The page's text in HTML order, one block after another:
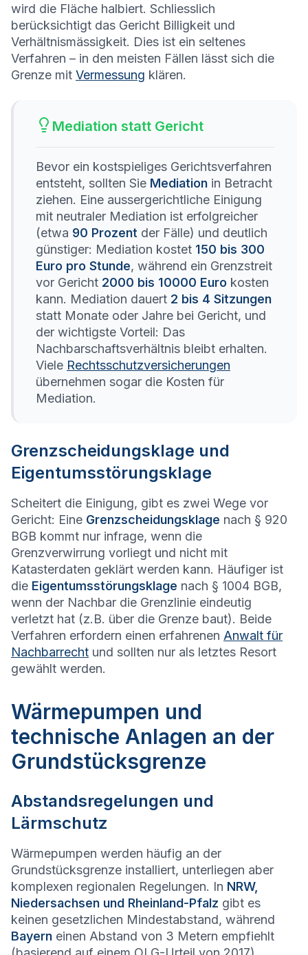
wird die Fläche halbiert. Schliesslich
berücksichtigt das Gericht Billigkeit und
Verhältnismässigkeit. Dies ist ein seltenes
Verfahren – in den meisten Fällen lässt sich die
Grenze mit Vermessung klären.
Mediation statt Gericht
Bevor ein kostspieliges Gerichtsverfahren
entsteht, sollten Sie Mediation in Betracht
ziehen. Eine aussergerichtliche Einigung
mit neutraler Mediation ist erfolgreicher
(etwa 90 Prozent der Fälle) und deutlich
günstiger: Mediation kostet 150 bis 300
Euro pro Stunde, während ein Grenzstreit
vor Gericht 2000 bis 10000 Euro kosten
kann. Mediation dauert 2 bis 4 Sitzungen
statt Monate oder Jahre bei Gericht, und
der wichtigste Vorteil: Das
Nachbarschaftsverhältnis bleibt erhalten.
Viele Rechtsschutzversicherungen
übernehmen sogar die Kosten für
Mediation.
Grenzscheidungsklage und
Eigentumsstörungsklage
Scheitert die Einigung, gibt es zwei Wege vor
Gericht: Eine Grenzscheidungsklage nach § 920
BGB kommt nur infrage, wenn die
Grenzverwirrung vorliegt und nicht mit
Katasterdaten geklärt werden kann. Häufiger ist
die Eigentumsstörungsklage nach § 1004 BGB,
wenn der Nachbar die Grenzlinie eindeutig
verletzt hat (z.B. über die Grenze baut). Beide
Verfahren erfordern einen erfahrenen Anwalt für
Nachbarrecht und sollten nur als letztes Resort
gewählt werden.
Wärmepumpen und
technische Anlagen an der
Grundstücksgrenze
Abstandsregelungen und
Lärmschutz
Wärmepumpen werden häufig an der
Grundstücksgrenze installiert, unterliegen aber
komplexen regionalen Regelungen. In NRW,
Niedersachsen und Rheinland-Pfalz gibt es
keinen gesetzlichen Mindestabstand, während
Bayern einen Abstand von 3 Metern empfiehlt